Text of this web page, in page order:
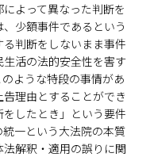
よって異なった判断を
少額事件であるという
判断をしないまま事件
活の法的安全性を害す
ような特段の事情があ
理由とすることができ
したとき」という要件
一という大法院の本質
解釈・適用の誤りに関